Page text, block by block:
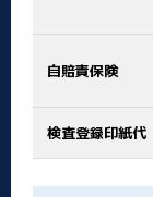
自賠責保険
検査登録印紙代